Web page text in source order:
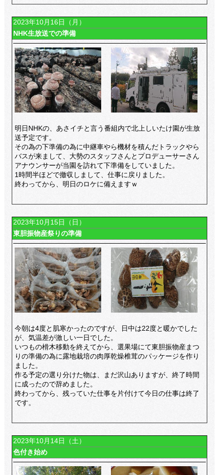
2023年10月16日（月）
NHK生放送での準備
明日NHKの、あさイチと言う番組内で北上しいたけ園が生放
送予定です。
その為の下準備の為に中継車やら機材を積んだトラックやら
バスが来まして、大勢のスタッフさんとプロデューサーさん
アナウンサーが当園を訪れて下準備をしていました。
1時間半ほどで撤収しまして、仕事に戻りました。
終わってから、明日のロケに備えますｗ
2023年10月15日（日）
東胆振物産祭りの準備
今朝は4度と肌寒かったのですが、日中は22度と暖かでした
が、気温差が激しい一日でした。
いつもの榾木移動を終えてから、選果場にて東胆振物産まつ
りの準備の為に露地栽培の肉厚乾燥椎茸のパッケージを作り
ました。
作る予定の選り分けた物は、まだ沢山ありますが、終了時間
に成ったので辞めました。
終わってから、残っていた仕事を片付けて今日の仕事は終了
です。
2023年10月14日（土）
色付き始め